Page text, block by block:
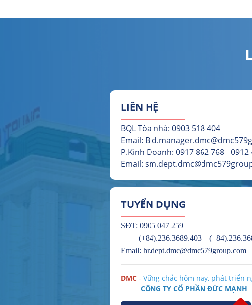
LIÊN HỆ
BQL Tòa nhà: 0903 518 404
Email:
P.Kinh Doanh: 0917 862 768 - 0912
Email:
TUYỂN DỤNG
SĐT: 0905 047 259
(+84).236.3689.403 –
Email:hr.dept.dmc@dmc579group.com
DMC -Vững chắc hôm nay, phát triển
CÔNG TY CỔ PHẦN ĐỨC MẠNH